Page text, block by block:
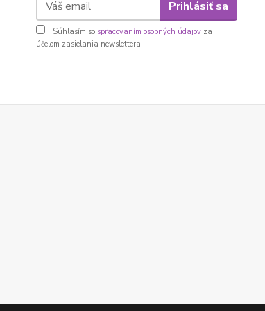
Prihlásiť sa
Súhlasím so spracovaním osobných údajov za
účelom zasielania newslettera.